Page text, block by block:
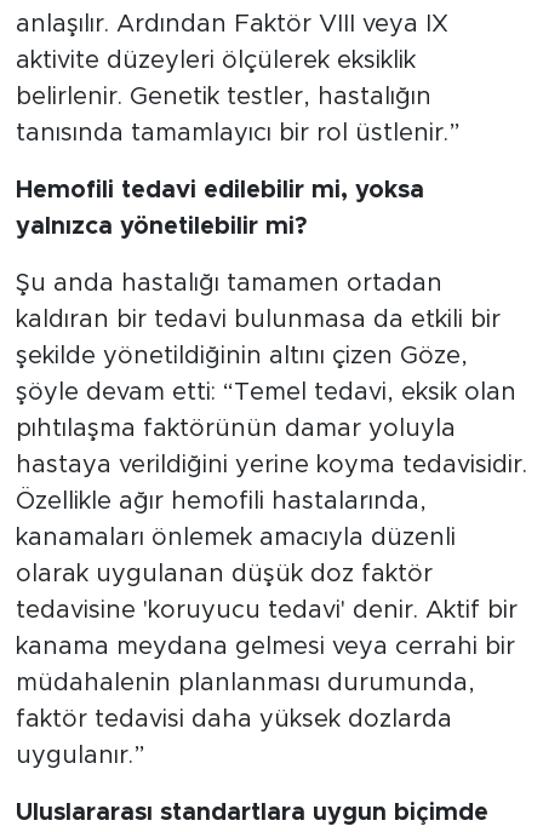
anlaşılır. Ardından Faktör VIII veya IX
aktivite düzeyleri ölçülerek eksiklik
belirlenir. Genetik testler, hastalığın
tanısında tamamlayıcı bir rol üstlenir.”
Hemofili tedavi edilebilir mi, yoksa
yalnızca yönetilebilir mi?
Şu anda hastalığı tamamen ortadan
kaldıran bir tedavi bulunmasa da etkili bir
şekilde yönetildiğinin altını çizen Göze,
şöyle devam etti: “Temel tedavi, eksik olan
pıhtılaşma faktörünün damar yoluyla
hastaya verildiğini yerine koyma tedavisidir.
Özellikle ağır hemofili hastalarında,
kanamaları önlemek amacıyla düzenli
olarak uygulanan düşük doz faktör
tedavisine 'koruyucu tedavi' denir. Aktif bir
kanama meydana gelmesi veya cerrahi bir
müdahalenin planlanması durumunda,
faktör tedavisi daha yüksek dozlarda
uygulanır.”
Uluslararası standartlara uygun biçimde